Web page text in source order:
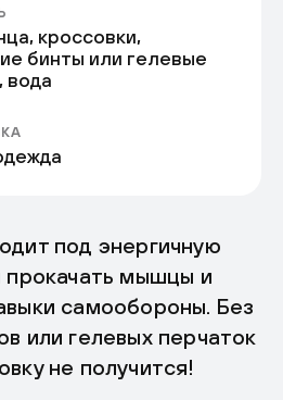
кроссовки,
бинты или гелевые
вода
под энергичную
прокачать мышцы и
самообороны. Без
или гелевых перчаток
не получится!